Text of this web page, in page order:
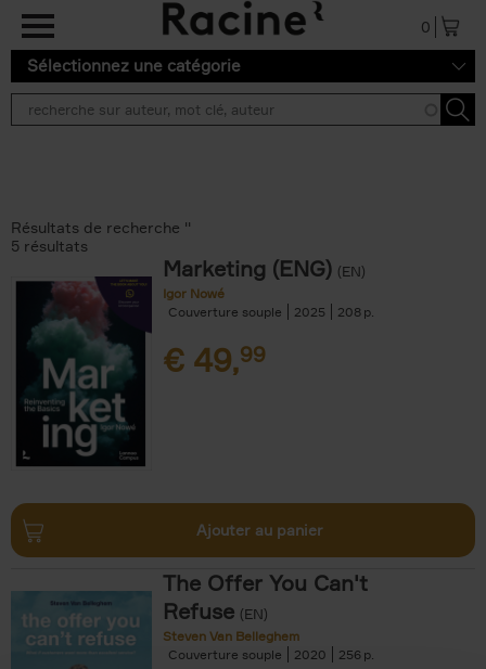
Aller au contenu principal
0
Sélectionnez une catégorie
Résultats de recherche ''
5 résultats
Marketing (ENG) (EN)
Igor Nowé
Couverture souple
2025 208
€ 49,99
Ajouter au panier
The Offer You Can't
Refuse (EN)
Steven Van Belleghem
Couverture souple
2020 256